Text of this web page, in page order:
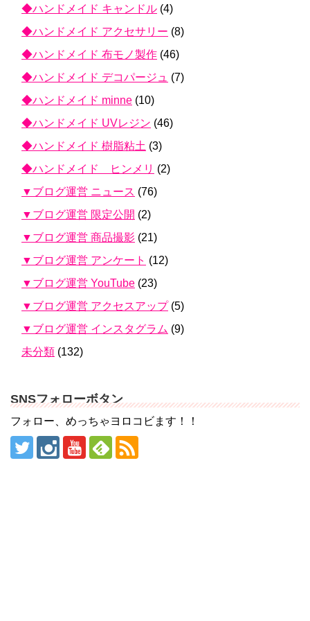
◆ハンドメイド キャンドル (4)
◆ハンドメイド アクセサリー (8)
◆ハンドメイド 布モノ製作 (46)
◆ハンドメイド デコパージュ (7)
◆ハンドメイド minne (10)
◆ハンドメイド UVレジン (46)
◆ハンドメイド 樹脂粘土 (3)
◆ハンドメイド ヒンメリ (2)
▼ブログ運営 ニュース (76)
▼ブログ運営 限定公開 (2)
▼ブログ運営 商品撮影 (21)
▼ブログ運営 アンケート (12)
▼ブログ運営 YouTube (23)
▼ブログ運営 アクセスアップ(5)
▼ブログ運営 インスタグラム (9)
未分類 (132)
SNSフォローボタン
フォロー、めっちゃヨロコビます！！